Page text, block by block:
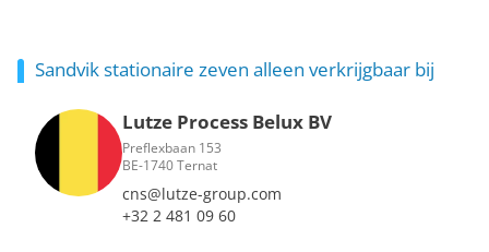
Sandvik stationaire zeven alleen verkrijgbaar bij
Lutze Process Belux BV
Preflexbaan 153
BE-1740 Ternat
cns@lutze-group.com
+32 2 481 09 60